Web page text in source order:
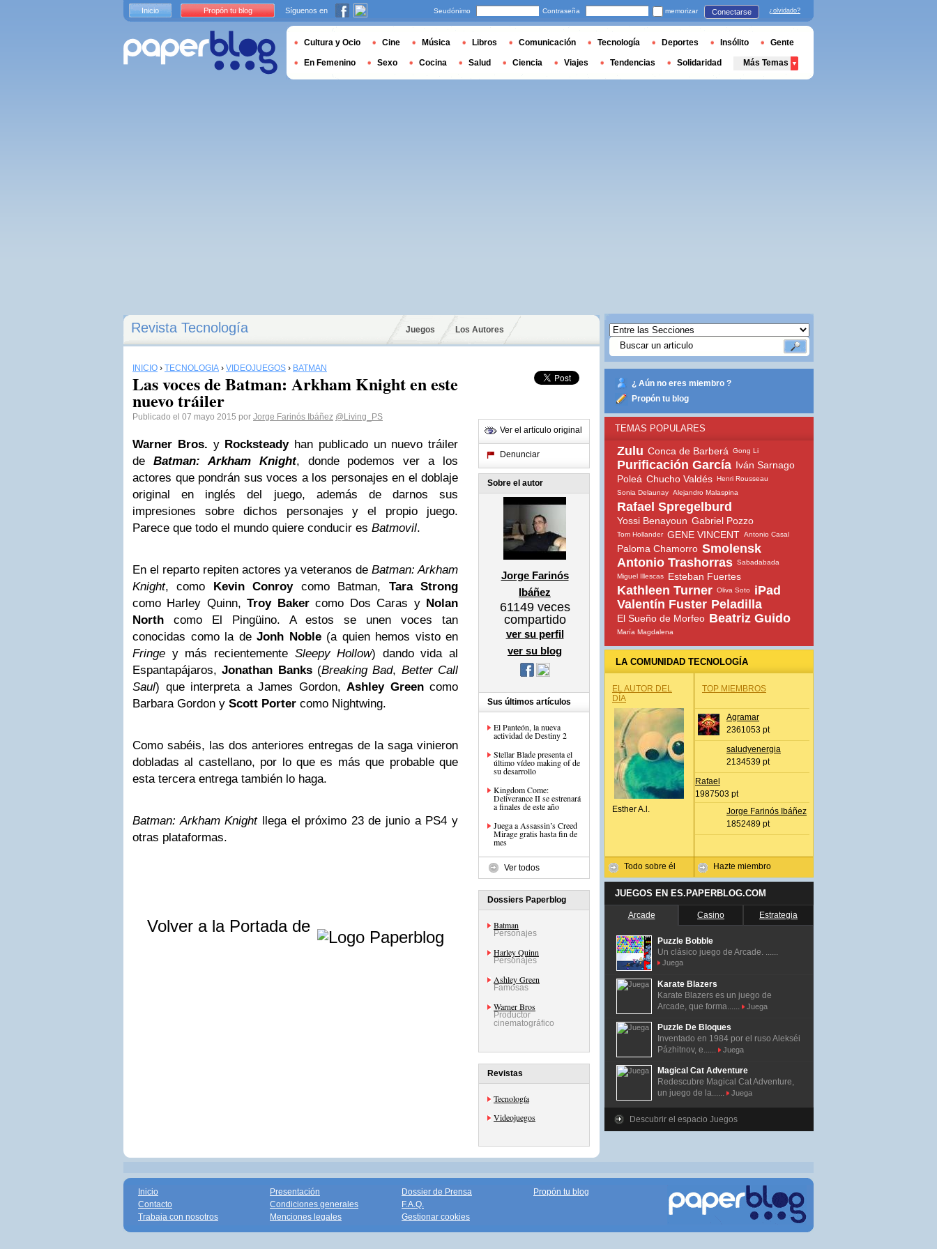
Revista Tecnología Juegos Los Autores
INICIO › TECNOLOGÍA › VIDEOJUEGOS › BATMAN
Las voces de Batman: Arkham Knight en este
nuevo tráiler
Publicado el 07 mayo 2015 por Jorge Farinós Ibáñez @Living_PS
Warner Bros. y Rocksteadyhan publicado un nuevo tráiler
de Batman: Arkham Knight, donde podemos ver a los
actores que pondrán sus voces a los personajes en el doblaje
original en inglés del juego, además de darnos sus
impresiones sobre dichos personajes y el propio juego.
Parece que todo el mundo quiere conducir es Batmovil.
En el reparto repiten actores ya veteranos de Batman: Arkham
Knight, como Kevin Conroycomo Batman, Tara Strong
como Harley Quinn,Troy Bakercomo Dos Caras y Nolan
North como El Pingüino. A estos se unen voces tan
conocidas como la de Jonh Noble(a quien hemos visto en
Fringe y más recientemente Sleepy Hollow) dando vida al
Espantapájaros,Jonathan Banks(Breaking Bad, Better Call
Saul) que interpreta a James Gordon, Ashley Greencomo
Barbara Gordon y Scott Porter como Nightwing.
Como sabéis, las dos anteriores entregas de la saga vinieron
dobladas al castellano, por lo que es más que probable que
esta tercera entrega también lo haga.
Batman: Arkham Knight llega el próximo 23 de junio a PS4 y
otras plataformas.
Volver a la Portada de
Ver el artículo original
Denunciar
Sobre el autor
Jorge Farinós
Ibáñez
61149veces
compartido
ver su perfil
ver su blog
Sus últimos artículos
El Panteón, la nueva
actividad de Destiny 2
Stellar Blade presenta el
último vídeo making of de
su desarrollo
Kingdom Come:
Deliverance II se estrenará
a finales de este año
Juega a Assassin’s Creed
Mirage gratis hasta fin de
mes
Ver todos
Dossiers Paperblog
Batman
Personajes
Harley Quinn
Personajes
Ashley Green
Famosas
Warner Bros
Productor
cinematográfico
Revistas
Tecnología
Videojuegos
¿ Aún no eres miembro ?
Propón tu blog
TEMAS POPULARES
Zulu Conca de Barberá Gong Li
Purificación García Iván Sarnago
Poleá Chucho Valdés Henri Rousseau
Sonia Delaunay Alejandro Malaspina
Rafael Spregelburd
Yossi Benayoun Gabriel Pozzo
Tom Hollander GENE VINCENT Antonio Casal
Paloma Chamorro Smolensk
Antonio Trashorras Sabadabada
Miguel Illescas
Esteban Fuertes
Kathleen Turner Oliva Soto
iPad
Valentín Fuster Peladilla
El Sueño de Morfeo Beatriz Guido
María Magdalena
LA COMUNIDAD TECNOLOGÍA
EL AUTOR DEL
DÍA
Esther A.l.
Todo sobre él
TOP MIEMBROS
Agramar
2361053 pt
saludyenergia
2134539 pt
Rafael
1987503 pt
Jorge Farinós Ibáñez
1852489 pt
Hazte miembro
JUEGOS EN ES.PAPERBLOG.COM
Arcade Casino Estrategia
Puzzle Bobble
Un clásico juego de Arcade. ......
Juega
Karate Blazers
Karate Blazers es un juego de
Arcade, que forma......
Juega
Puzzle De Bloques
Inventado en 1984 por el ruso Alekséi
Pázhitnov, e......
Juega
Magical Cat Adventure
Redescubre Magical Cat Adventure,
un juego de la......
Juega
Descubrir el espacio Juegos
Inicio Propón tu blog Síguenos en Seudónimo Contraseña memorizar Conectarse ¿olvidado?
Cultura y Ocio Cine Música Libros Comunicación Tecnología Deportes Insólito Gente
En Femenino Sexo Cocina Salud Ciencia Viajes Tendencias Solidaridad Más Temas
Inicio
Contacto
Trabaja con nosotros
Presentación
Condiciones generales
Menciones legales
Dossier de Prensa
F.A.Q.
Gestionar cookies
Propón tu blog